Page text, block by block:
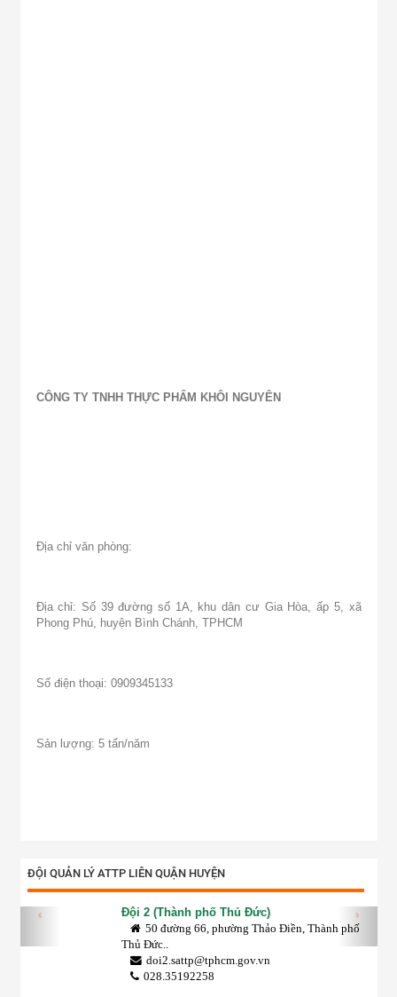
CÔNG TY TNHH THỰC PHẨM KHÔI NGUYÊN
Địa chỉ văn phòng:
Địa chỉ: Số 39 đường số 1A, khu dân cư Gia Hòa, ấp 5, xã
Phong Phú, huyện Bình Chánh, TPHCM
Số điện thoại: 0909345133
Sản lượng: 5 tấn/năm
ĐỘI QUẢN LÝ ATTP LIÊN QUẬN HUYỆN
Đội 2 (Thành phố Thủ Đức)
50 đường 66, phường Thảo Điền, Thành phố
Thủ Đức..
doi2.sattp@tphcm.gov.vn
028.35192258
‹ ›